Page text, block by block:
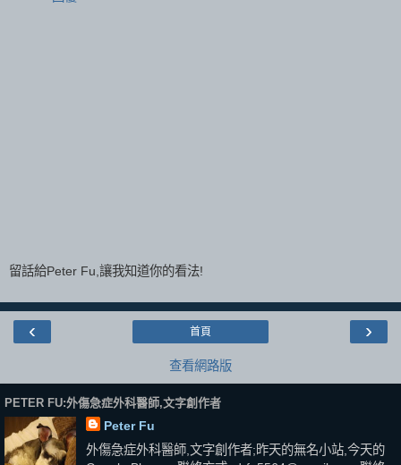
留話給Peter Fu,讓我知道你的看法!
‹ ›
首頁
查看網路版
PETER FU:外傷急症外科醫師,文字創作者
Peter Fu
外傷急症外科醫師,文字創作者;昨天的無名小站,今天的